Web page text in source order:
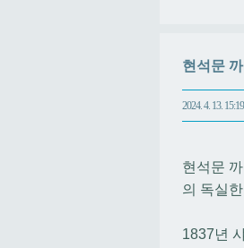
현석문
2024. 4. 13. 15:19
현석문
의 독실
1837년